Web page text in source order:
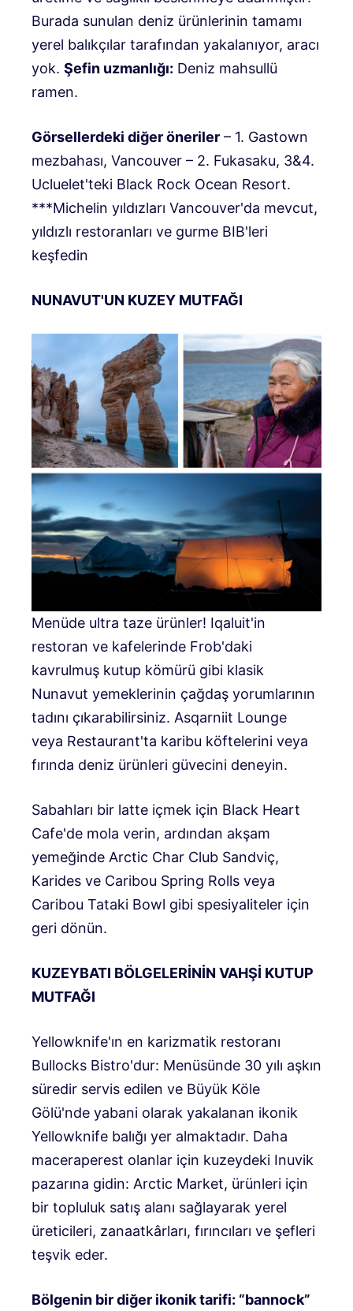
Burada sunulan deniz ürünlerinin tamamı
yerel balıkçılar tarafından yakalanıyor, aracı
yok. Şefin uzmanlığı: Deniz mahsullü
ramen.
Görsellerdeki diğer öneriler – 1. Gastown
mezbahası, Vancouver – 2. Fukasaku, 3&4.
Ucluelet'teki Black Rock Ocean Resort.
***Michelin yıldızları Vancouver'da mevcut,
yıldızlı restoranları ve gurme BIB'leri
keşfedin
NUNAVUT'UN KUZEY MUTFAĞI
Menüde ultra taze ürünler! Iqaluit'in
restoran ve kafelerinde Frob'daki
kavrulmuş kutup kömürü gibi klasik
Nunavut yemeklerinin çağdaş yorumlarının
tadını çıkarabilirsiniz. Asqarniit Lounge
veya Restaurant'ta karibu köftelerini veya
fırında deniz ürünleri güvecini deneyin.
Sabahları bir latte içmek için Black Heart
Cafe'de mola verin, ardından akşam
yemeğinde Arctic Char Club Sandviç,
Karides ve Caribou Spring Rolls veya
Caribou Tataki Bowl gibi spesiyaliteler için
geri dönün.
KUZEYBATI BÖLGELERİNİN VAHŞİ KUTUP
MUTFAĞI
Yellowknife'ın en karizmatik restoranı
Bullocks Bistro'dur: Menüsünde 30 yılı aşkın
süredir servis edilen ve Büyük Köle
Gölü'nde yabani olarak yakalanan ikonik
Yellowknife balığı yer almaktadır. Daha
maceraperest olanlar için kuzeydeki Inuvik
pazarına gidin: Arctic Market, ürünleri için
bir topluluk satış alanı sağlayarak yerel
üreticileri, zanaatkârları, fırıncıları ve şefleri
teşvik eder.
Bölgenin bir diğer ikonik tarifi: “bannock”